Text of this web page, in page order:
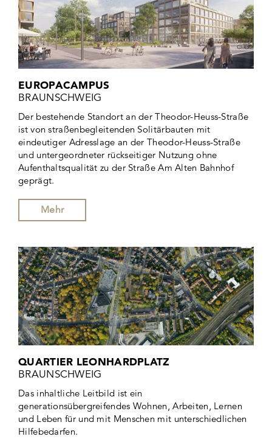
EUROPACAMPUS
BRAUNSCHWEIG
Der bestehende Standort an der Theodor-Heuss-Straße
ist von straßenbegleitenden Solitärbauten mit
eindeutiger Adresslage an der Theodor-Heuss-Straße
und untergeordneter rückseitiger Nutzung ohne
Aufenthaltsqualität zu der Straße Am Alten Bahnhof
geprägt.
Mehr
QUARTIER LEONHARDPLATZ
BRAUNSCHWEIG
Das inhaltliche Leitbild ist ein
generationsübergreifendes Wohnen, Arbeiten, Lernen
und Leben für und mit Menschen mit unterschiedlichen
Hilfebedarfen.